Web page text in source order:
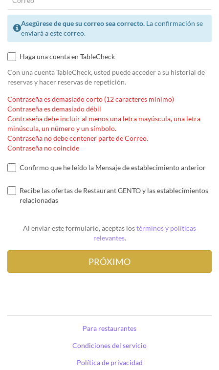
Asegúrese de que su correo sea correcto. La confirmación se
enviará a este correo.
Haga una cuenta en TableCheck
Con una cuenta TableCheck, usted puede acceder a su historial de
reservas y hacer reservas de repetición.
Contraseña es demasiado corto (12 caracteres mínimo)
Contraseña es demasiado débil
Contraseña debe incluir al menos una letra mayúscula, una letra
minúscula, un número y un símbolo.
Contraseña no debe contener parte de Correo.
Contraseña no coincide
Confirmo que he leído la Mensaje de establecimiento anterior
Recibe las ofertas de Restaurant GENTO y las establecimientos
relacionadas
Al enviar este formulario, aceptas lostérminos y políticas
relevantes.
Para restaurantes
Condiciones del servicio
Política de privacidad